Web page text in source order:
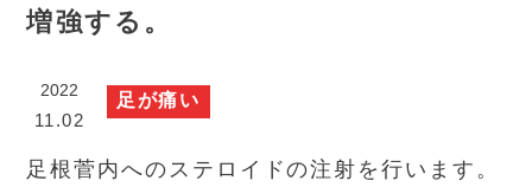
増強する。
2022
11.02
足が痛い
足根菅内へのステロイドの注射を行います。